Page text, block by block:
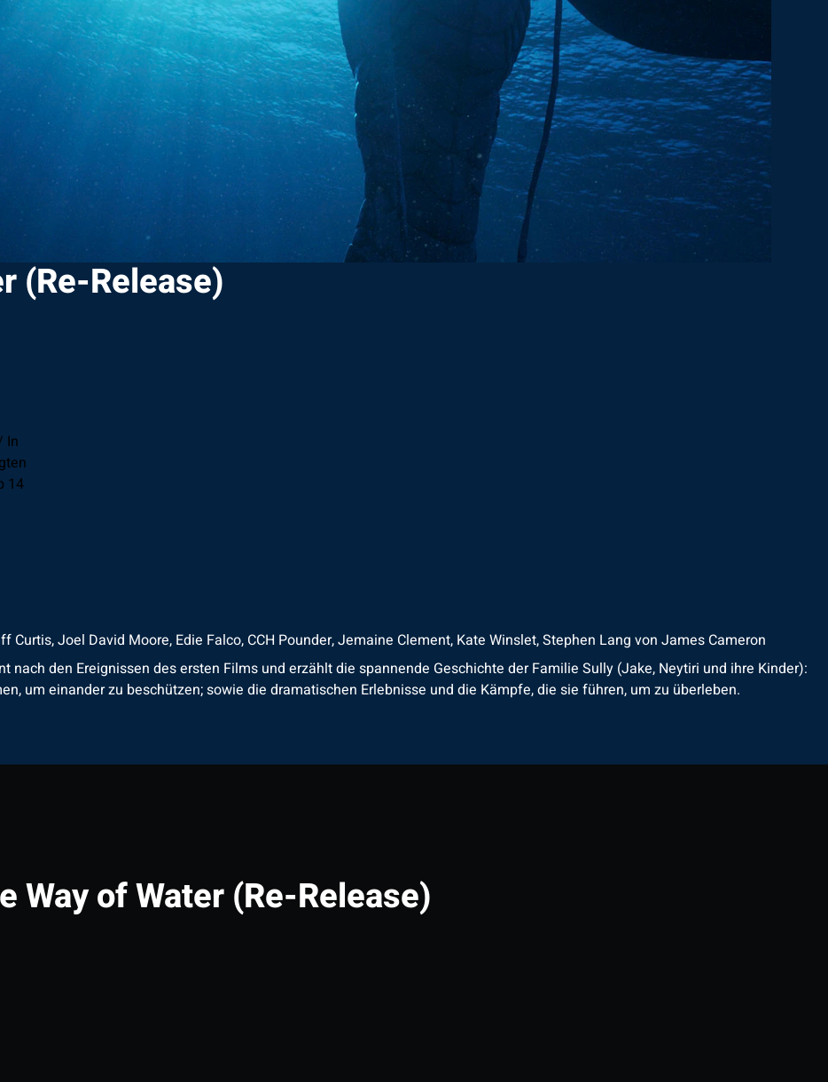
(Re-Release)
In
14
Curtis, Joel David Moore, Edie Falco, CCH Pounder, Jemaine Clement, Kate Winslet, Stephen Lang von James Cameron
nach den Ereignissen des ersten Films und erzählt die spannende Geschichte der Familie Sully (Jake, Neytiri und ihre Kinder):
um einander zu beschützen; sowie die dramatischen Erlebnisse und die Kämpfe, die sie führen, um zu überleben.
Way of Water (Re-Release)